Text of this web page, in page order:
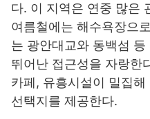
다. 이 지역은 연중 많은
여름철에는 해수욕장으
는 광안대교와 동백섬
뛰어난 접근성을 자랑한
카페, 유흥시설이 밀집
선택지를 제공한다.